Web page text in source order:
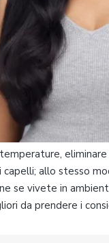
capelli; allo stesso
se vivete in
da prendere i